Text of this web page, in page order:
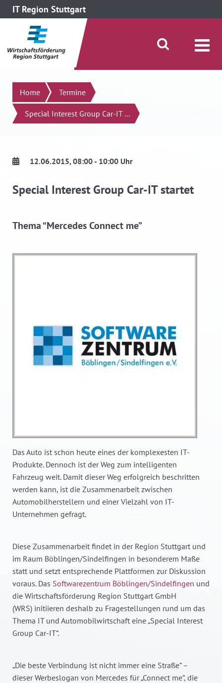
IT Region Stuttgart
direkt zum Inhalt dieser Seite
direkt zum Menü springen
Suche öffnen/schließen
Suchen
Home Termine
Special Interest Group Car-IT ...
12.06.2015, 08:00 - 10:00 Uhr
Special Interest Group Car-IT startet
Thema “Mercedes Connect me”
Das Auto ist schon heute eines der komplexesten IT-
Produkte. Dennoch ist der Weg zum intelligenten
Fahrzeug weit. Damit dieser Weg erfolgreich beschritten
werden kann, ist die Zusammenarbeit zwischen
Automobilherstellern und einer Vielzahl von IT-
Unternehmen gefragt.
Diese Zusammenarbeit findet in der Region Stuttgart und
im Raum Böblingen/Sindelfingen in besonderem Maße
statt und setzt entsprechende Plattformen zur Diskussion
voraus. Das Softwarezentrum Böblingen/Sindelfingen und
die Wirtschaftsförderung Region Stuttgart GmbH
(WRS) initiieren deshalb zu Fragestellungen rund um das
Thema IT und Automobilwirtschaft eine „Special Interest
Group Car-IT“.
„Die beste Verbindung ist nicht immer eine Straße“ –
dieser Werbeslogan von Mercedes für „Connect me“, die